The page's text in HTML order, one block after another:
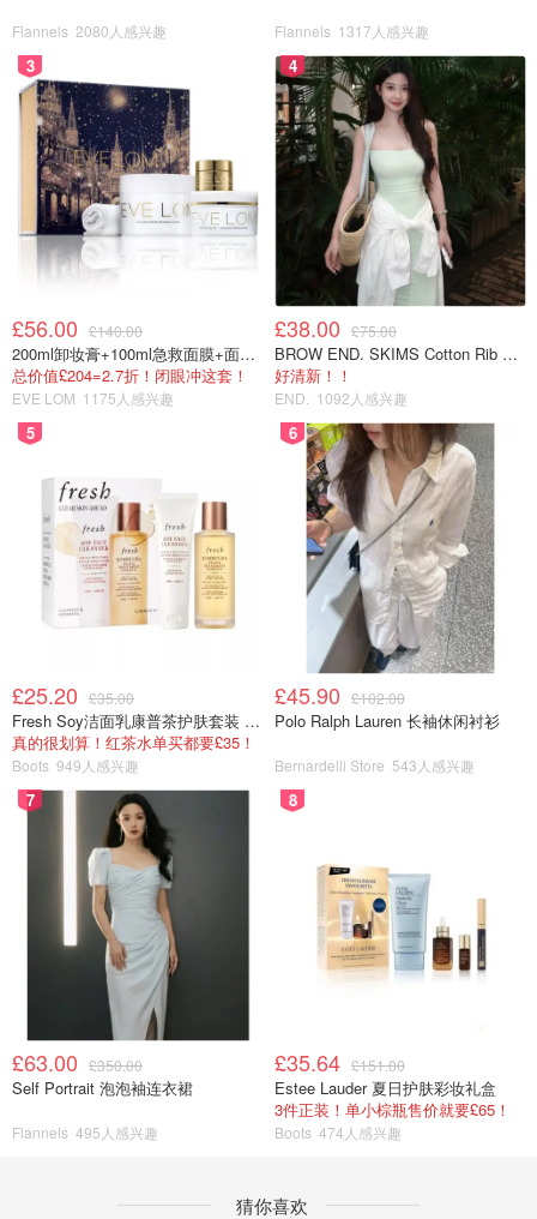
Flannels 2080人感兴趣 Flannels 1317人感兴趣
3
£56.00 £140.00
200ml卸妆膏+100ml急救面膜+面霜+洁颜布
总价值£204=2.7折！闭眼冲这套！
EVE LOM 1175人感兴趣
4
£38.00 £75.00
BROW END. SKIMS Cotton Rib 长款背心连衣裙 薄荷绿
好清新！！
END. 1092人感兴趣
5
£25.20 £35.00
Fresh Soy洁面乳康普茶护肤套装 100ml
真的很划算！红茶水单买都要£35！
Boots 949人感兴趣
6
£45.90 £102.00
Polo Ralph Lauren 长袖休闲衬衫
Bernardelli Store 543人感兴趣
7
£63.00 £350.00
Self Portrait 泡泡袖连衣裙
Flannels 495人感兴趣
8
£35.64 £151.00
Estee Lauder 夏日护肤彩妆礼盒
3件正装！单小棕瓶售价就要£65！
Boots 474人感兴趣
猜你喜欢